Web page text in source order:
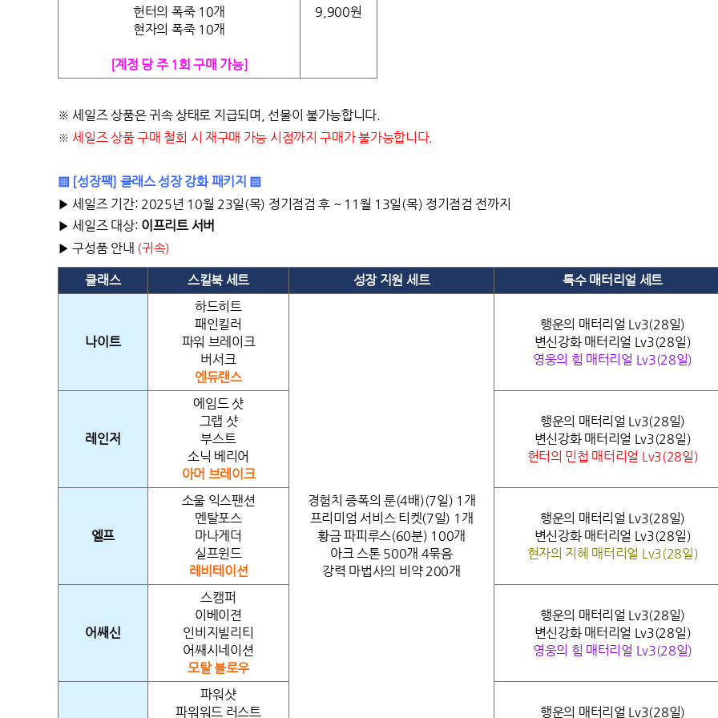
헌터의 폭죽 10개
현자의 폭죽 10개
[계정 당 주 1회 구매 가능]
9,900원
※ 세일즈 상품은 귀속 상태로 지급되며, 선물이 불가능합니다.
※ 세일즈 상품 구매 철회 시 재구매 가능 시점까지 구매가 불가능합니다.
▒ [성장팩] 클래스 성장 강화 패키지 ▒
▶ 세일즈 기간: 2025년 10월 23일(목) 정기점검 후 ~ 11월 13일(목) 정기점검 전까지
▶ 세일즈 대상: 이프리트 서버
▶ 구성품 안내 (귀속)
클래스 스킬북 세트 성장 지원 세트 특수 매터리얼 세트
나이트
하드히트
패인킬러
파워 브레이크
버서크
엔듀랜스
경험치 증폭의 룬(4배)(7일) 1개
프리미엄 서비스 티켓(7일) 1개
황금 파피루스(60분) 100개
아크 스톤 500개 4묶음
강력 마법사의 비약 200개
행운의 매터리얼 Lv3(28일)
변신강화 매터리얼 Lv3(28일)
영웅의 힘 매터리얼 Lv3(28일)
레인저
에임드 샷
그랩 샷
부스트
소닉 베리어
아머 브레이크
행운의 매터리얼 Lv3(28일)
변신강화 매터리얼 Lv3(28일)
헌터의 민첩 매터리얼 Lv3(28일)
엘프
소울 익스팬션
멘탈포스
마나게더
실프윈드
레비테이션
행운의 매터리얼 Lv3(28일)
변신강화 매터리얼 Lv3(28일)
현자의 지혜 매터리얼 Lv3(28일)
어쌔신
스캠퍼
이베이젼
인비지빌리티
어쌔시네이션
모탈 블로우
행운의 매터리얼 Lv3(28일)
변신강화 매터리얼 Lv3(28일)
영웅의 힘 매터리얼 Lv3(28일)
파워샷
파워워드 러스트
행운의 매터리얼 Lv3(28일)